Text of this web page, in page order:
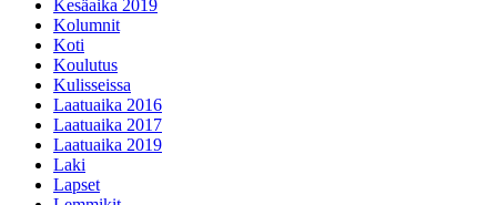
Kesäaika 2019
Kolumnit
Koti
Koulutus
Kulisseissa
Laatuaika 2016
Laatuaika 2017
Laatuaika 2019
Laki
Lapset